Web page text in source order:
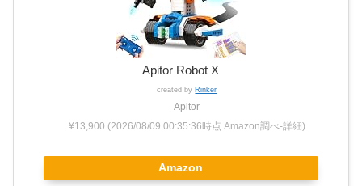
Apitor Robot X
created by Rinker
Apitor
¥13,900 (2026/08/09 00:35:36時点 Amazon調べ-詳細)
Amazon